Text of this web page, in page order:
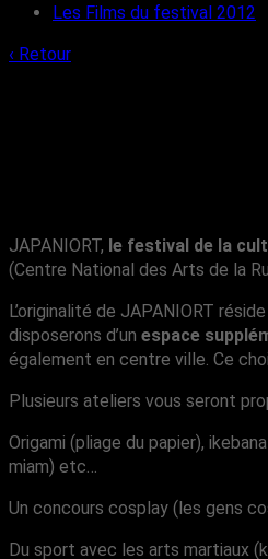
Les Films du festival 2012
‹ Retour
JAPANIORT, le festival de la
(Centre National des Arts de la
L’originalité de JAPANIORT
disposerons d’un espace
également en centre ville. Ce
Plusieurs ateliers vous seront
Origami (pliage du papier),
miam) etc…
Un concours cosplay (les gens
Du sport avec les arts martiaux